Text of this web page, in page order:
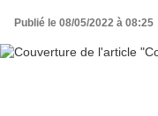
Publié le 08/05/2022 à 08:25